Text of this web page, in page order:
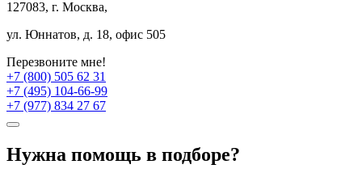
127083, г. Москва,
ул. Юннатов, д. 18, офис 505
Перезвоните мне!
+7 (800) 505 62 31
+7 (495) 104-66-99
+7 (977) 834 27 67
Нужна помощь в подборе?